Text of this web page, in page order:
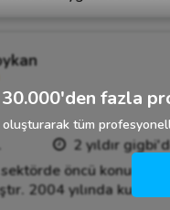
2 yıldır
öncü
2004 yılında
30.000'den fazla
tüm